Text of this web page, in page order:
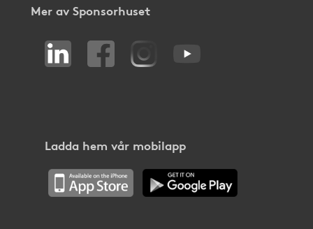
Mer av Sponsorhuset
Ladda hem vår mobilapp